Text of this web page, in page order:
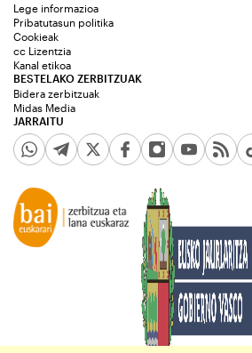
JARRAITU
Lege informazioa
Pribatutasun politika
Cookieak
cc Lizentzia
Kanal etikoa
BESTELAKO ZERBITZUAK
Bidera zerbitzuak
Midas Media